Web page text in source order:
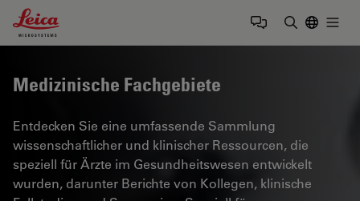
Leica Microsystems Logo
Medizinische Fachgebiete
Entdecken Sie eine umfassende Sammlung
wissenschaftlicher und klinischer Ressourcen, die
speziell für Ärzte im Gesundheitswesen entwickelt
wurden, darunter Berichte von Kollegen, klinische